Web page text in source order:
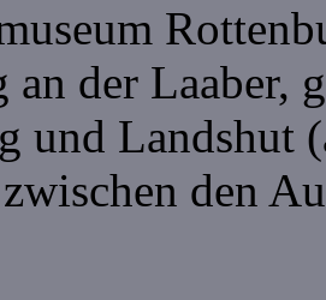
an der Laaber,
und
den